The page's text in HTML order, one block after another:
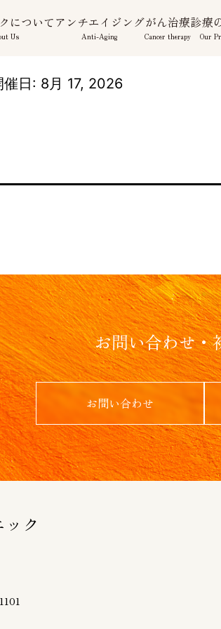
について
Us
アンチエイジング
Anti-Aging
がん治療
Cancer therapy
診療
Our
催日: 8月 17, 2026
お問い合わせ・
お問い合わせ
ク